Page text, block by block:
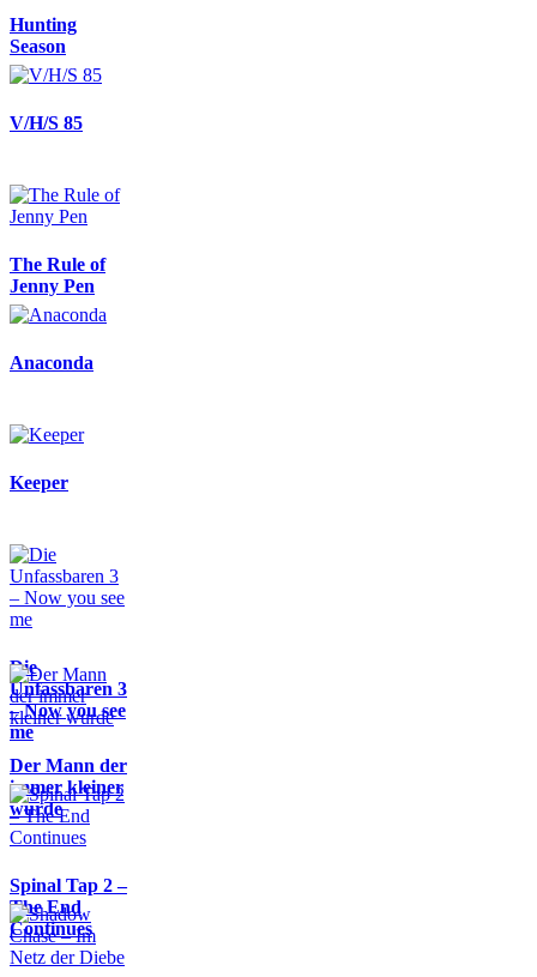
Hunting
Season
V/H/S 85
The Rule of
Jenny Pen
Anaconda
Keeper
Die
Unfassbaren 3
– Now you see
me
Der Mann der
immer kleiner
wurde
Spinal Tap 2 –
The End
Continues